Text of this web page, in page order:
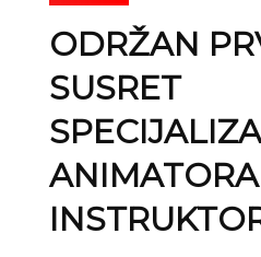
ODRŽAN
SUSRET
ANIMATORA